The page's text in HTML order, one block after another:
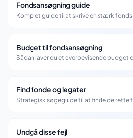
Fondsansøgning guide
Komplet guide til at skrive en stærk
Budget til fondsansøgning
Sådan laver du et overbevisende budget
Find fonde og legater
Strategisk søgeguide til at finde de rette
Undgå disse fejl